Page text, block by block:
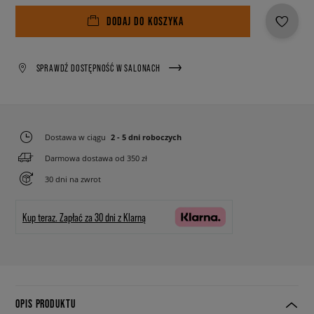
DODAJ DO KOSZYKA
SPRAWDŹ DOSTĘPNOŚĆ W SALONACH
Dostawa w ciągu 2 - 5 dni roboczych
Darmowa dostawa od 350 zł
30 dni na zwrot
Kup teraz. Zapłać za 30 dni z Klarną
OPIS PRODUKTU